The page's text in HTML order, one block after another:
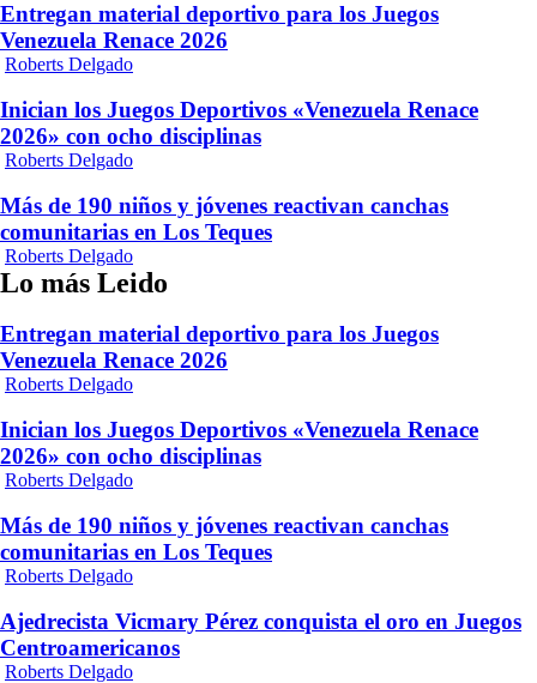
Entregan material deportivo para los Juegos
Venezuela Renace 2026
Roberts Delgado
Inician los Juegos Deportivos «Venezuela Renace
2026» con ocho disciplinas
Roberts Delgado
Más de 190 niños y jóvenes reactivan canchas
comunitarias en Los Teques
Roberts Delgado
Lo más Leido
Entregan material deportivo para los Juegos
Venezuela Renace 2026
Roberts Delgado
Inician los Juegos Deportivos «Venezuela Renace
2026» con ocho disciplinas
Roberts Delgado
Más de 190 niños y jóvenes reactivan canchas
comunitarias en Los Teques
Roberts Delgado
Ajedrecista Vicmary Pérez conquista el oro en Juegos
Centroamericanos
Roberts Delgado